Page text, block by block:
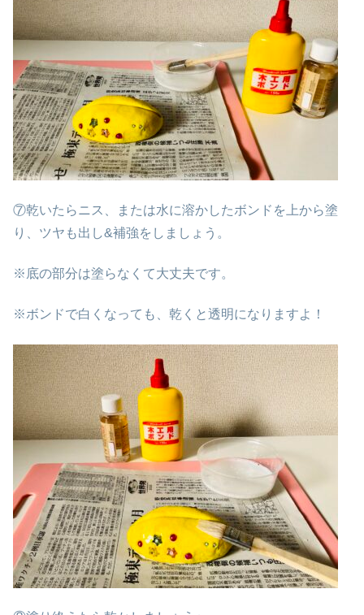
⑦乾いたらニス、または水に溶かしたボンドを上から塗
り、ツヤも出し&補強をしましょう。
※底の部分は塗らなくて大丈夫です。
※ボンドで白くなっても、乾くと透明になりますよ！